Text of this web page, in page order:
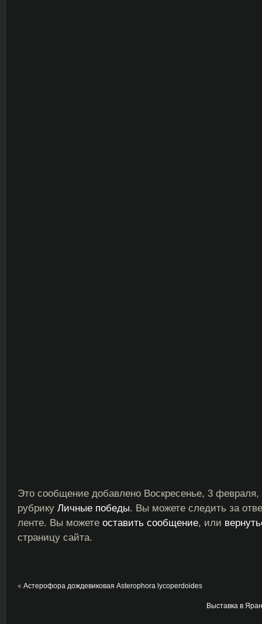
Это сообщение добавлено Воскресенье, 3
рубрику Личные победы. Вы можете следить за
ленте. Вы можете оставить сообщение, или
страницу сайта.
« Астерофора дождевиковая Asterophora lycoperdoides
Выставка в